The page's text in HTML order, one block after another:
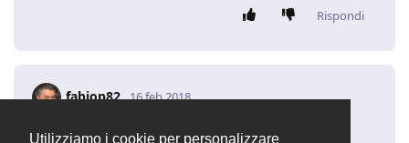
Utilizziamo i cookie per personalizzare
Rispondi
fabiop82 16 feb 2018
riguardo le ore che dovrebbero comparire a zero